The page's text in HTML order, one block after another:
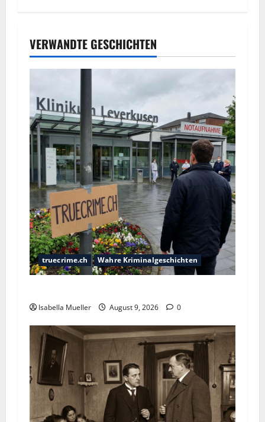
VERWANDTE GESCHICHTEN
truecrime.ch Wahre Kriminalgeschichten
Isabella Mueller August 9, 2026 0